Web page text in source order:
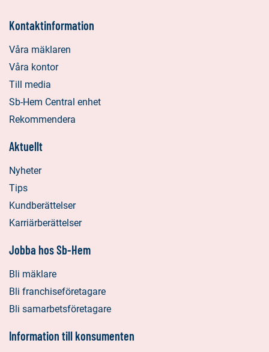
Kontaktinformation
Våra mäklaren
Våra kontor
Till media
Sb-Hem Central enhet
Rekommendera
Aktuellt
Nyheter
Tips
Kundberättelser
Karriärberättelser
Jobba hos Sb-Hem
Bli mäklare
Bli franchiseföretagare
Bli samarbetsföretagare
Information till konsumenten